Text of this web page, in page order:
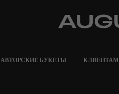
АВТОРСКИЕ БУКЕТЫ КЛИЕНТАМ